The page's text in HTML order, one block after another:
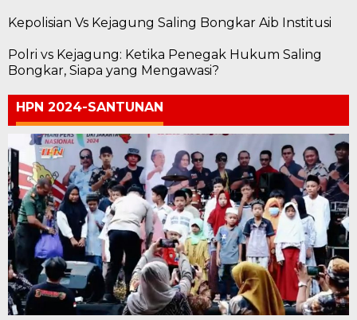
Kepolisian Vs Kejagung Saling Bongkar Aib Institusi
Polri vs Kejagung: Ketika Penegak Hukum Saling
Bongkar, Siapa yang Mengawasi?
HPN 2024-SANTUNAN